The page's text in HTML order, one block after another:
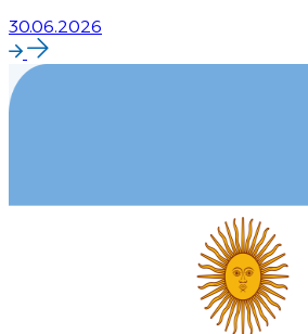
30.06.2026